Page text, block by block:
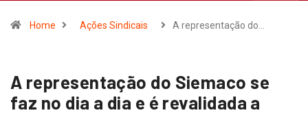
Home Ações Sindicais A representação do…
A representação do Siemaco se
faz no dia a dia e é revalidada a